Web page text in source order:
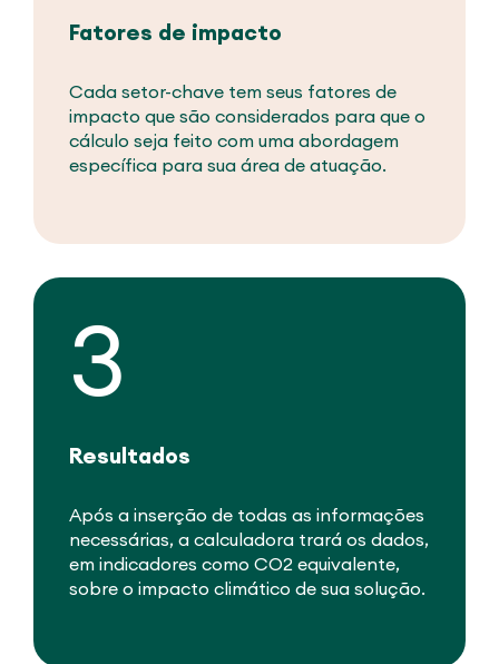
Fatores de impacto
Cada setor-chave tem seus fatores de
impacto que são considerados para que o
cálculo seja feito com uma abordagem
específica para sua área de atuação.
3
Resultados
Após a inserção de todas as informações
necessárias, a calculadora trará os dados,
em indicadores como CO2 equivalente,
sobre o impacto climático de sua solução.